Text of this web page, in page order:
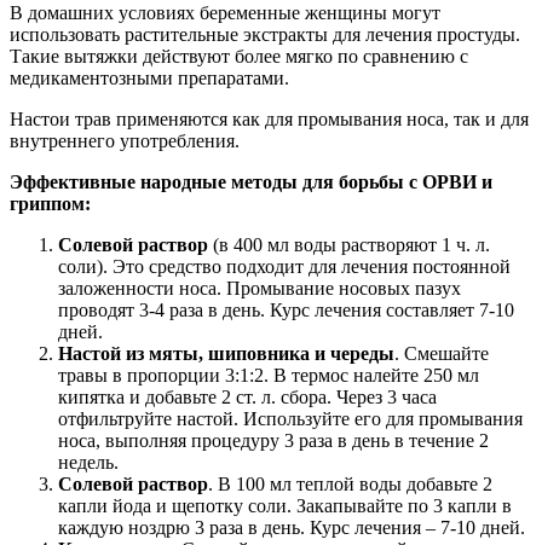
В домашних условиях беременные женщины могут
использовать растительные экстракты для лечения простуды.
Такие вытяжки действуют более мягко по сравнению с
медикаментозными препаратами.
Настои трав применяются как для промывания носа, так и для
внутреннего употребления.
Эффективные народные методы для борьбы с ОРВИ и
гриппом:
Солевой раствор (в 400 мл воды растворяют 1 ч. л.
соли). Это средство подходит для лечения постоянной
заложенности носа. Промывание носовых пазух
проводят 3-4 раза в день. Курс лечения составляет 7-10
дней.
Настой из мяты, шиповника и череды. Смешайте
травы в пропорции 3:1:2. В термос налейте 250 мл
кипятка и добавьте 2 ст. л. сбора. Через 3 часа
отфильтруйте настой. Используйте его для промывания
носа, выполняя процедуру 3 раза в день в течение 2
недель.
Солевой раствор. В 100 мл теплой воды добавьте 2
капли йода и щепотку соли. Закапывайте по 3 капли в
каждую ноздрю 3 раза в день. Курс лечения – 7-10 дней.